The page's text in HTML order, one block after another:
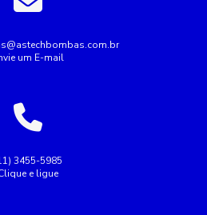
submersas
Conserto de bombas
de motores
elétrico
um E-mail
3455-5985
e ligue